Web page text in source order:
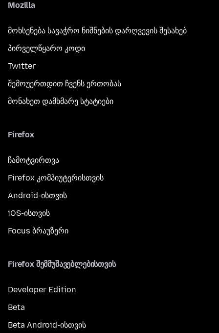
Mozilla
მოხსენება სავაჭრო ნიშნების დარღვევის შესახებ
პირველწყარო კოდი
Twitter
შემოუერთდით ჩვენს ერთობას
მონახეთ დამხმარე სტატიები
Firefox
ჩამოტვირთვა
Firefox კომპიუტერისთვის
Android-ისთვის
iOS-ისთვის
Focus ბრაუზერი
Firefox შემმუშავებლებისთვის
Developer Edition
Beta
Beta Android-ისთვის